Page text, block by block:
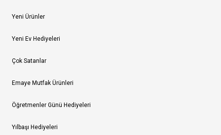
Yeni Ürünler
Yeni Ev Hediyeleri
Çok Satanlar
Emaye Mutfak Ürünleri
Öğretmenler Günü Hediyeleri
Yılbaşı Hediyeleri